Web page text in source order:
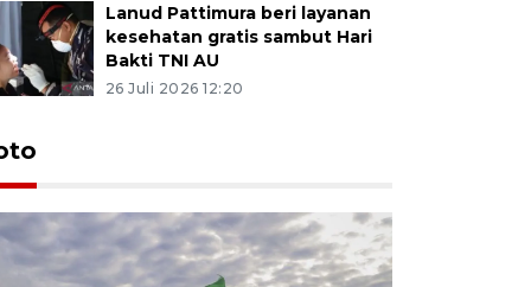
Lanud Pattimura beri layanan
kesehatan gratis sambut Hari
Bakti TNI AU
26 Juli 2026 12:20